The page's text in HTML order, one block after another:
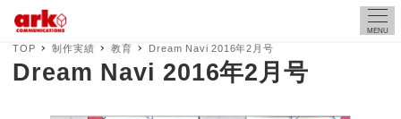
MENU
TOP 制作実績 教育 Dream Navi 2016年2月号
Dream Navi 2016年2月号